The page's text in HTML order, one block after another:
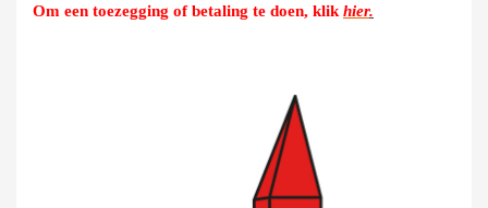
Om een toezegging of betaling te doen, klik hier.